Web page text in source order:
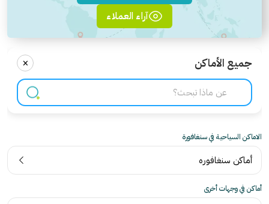
آراء العملاء
جميع الأماكن ×
الاماكن السياحية في سنغافورة
أماكن سنغافوره
أماكن في وجهات أخرى